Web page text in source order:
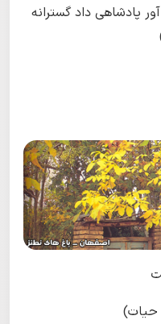
پادشاهی داد گسترانه
حیات)